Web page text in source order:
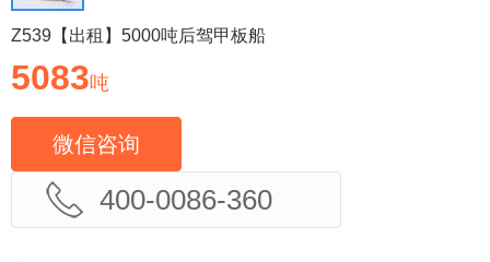
Z539【出租】5000吨后驾甲板船
5083吨
微信咨询
400-0086-360